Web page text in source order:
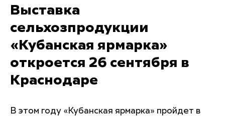
Выставка
сельхозпродукции
«Кубанская ярмарка»
откроется 26 сентября в
Краснодаре
В этом году «Кубанская ярмарка» пройдет в